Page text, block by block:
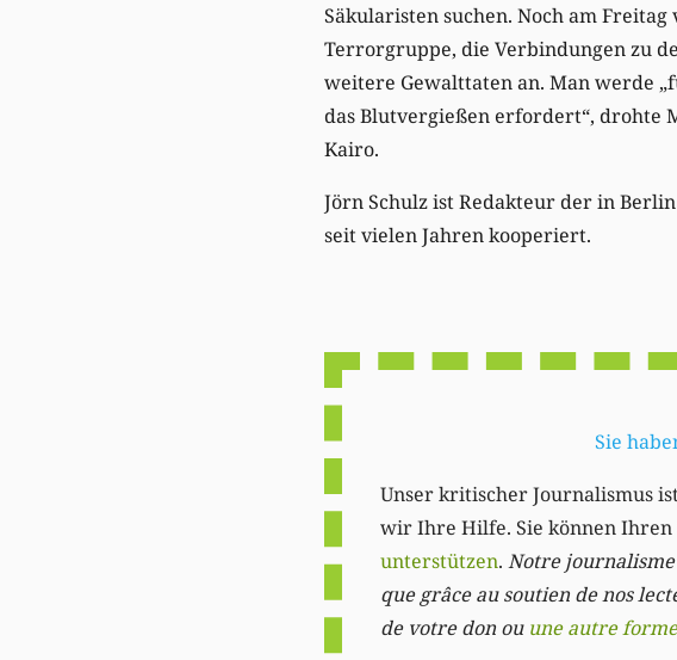
Säkularisten suchen. Noch am
Terrorgruppe, die Verbindungen zu
weitere Gewalttaten an. Man werde
das Blutvergießen erfordert“, drohte
Kairo.
Jörn Schulz ist Redakteur der in
seit vielen Jahren kooperiert.
Sie
Unser kritischer Journalismus
wir Ihre Hilfe. Sie können
unterstützen. Notre journalisme
que grâce au soutien de nos
de votre don ou une autre